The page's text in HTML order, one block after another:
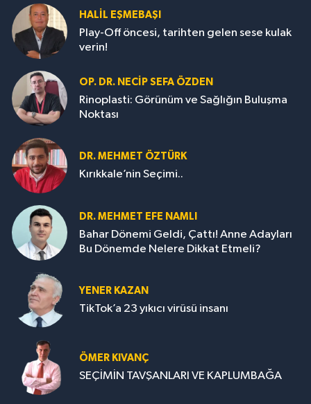
HALIL EŞMEBAŞI
Play-Off öncesi, tarihten gelen sese kulak
verin!
OP. DR. NECIP SEFA ÖZDEN
Rinoplasti: Görünüm ve Sağlığın Buluşma
Noktası
DR. MEHMET ÖZTÜRK
Kırıkkale’nin Seçimi..
DR. MEHMET EFE NAMLI
Bahar Dönemi Geldi, Çattı! Anne Adayları
Bu Dönemde Nelere Dikkat Etmeli?
YENER KAZAN
TikTok’a 23 yıkıcı virüsü insanı
ÖMER KIVANÇ
SEÇİMİN TAVŞANLARI VE KAPLUMBAĞA